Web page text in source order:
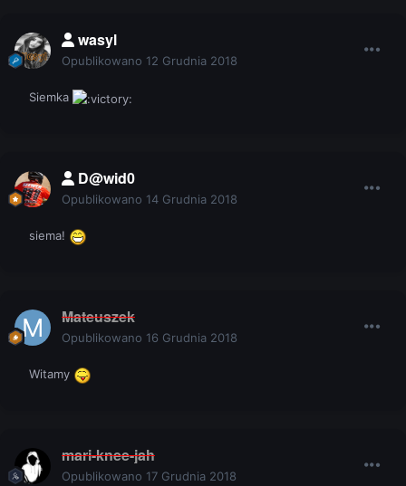
wasyl
Opublikowano 12 Grudnia 2018
Siemka
D@wid0
Opublikowano 14 Grudnia 2018
siema!
Mateuszek
Opublikowano 16 Grudnia 2018
Witamy
mari-knee-jah
Opublikowano 17 Grudnia 2018